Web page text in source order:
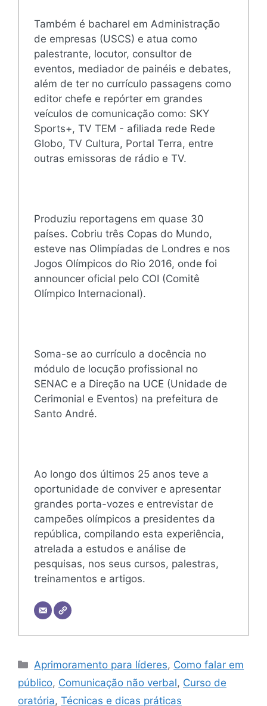
Também é bacharel em Administração
de empresas (USCS) e atua como
palestrante, locutor, consultor de
eventos, mediador de painéis e debates,
além de ter no currículo passagens como
editor chefe e repórter em grandes
veículos de comunicação como: SKY
Sports+, TV TEM - afiliada rede Rede
Globo, TV Cultura, Portal Terra, entre
outras emissoras de rádio e TV.
Produziu reportagens em quase 30
países. Cobriu três Copas do Mundo,
esteve nas Olimpíadas de Londres e nos
Jogos Olímpicos do Rio 2016, onde foi
announcer oficial pelo COI (Comitê
Olímpico Internacional).
Soma-se ao currículo a docência no
módulo de locução profissional no
SENAC e a Direção na UCE (Unidade de
Cerimonial e Eventos) na prefeitura de
Santo André.
Ao longo dos últimos 25 anos teve a
oportunidade de conviver e apresentar
grandes porta-vozes e entrevistar de
campeões olímpicos a presidentes da
república, compilando esta experiência,
atrelada a estudos e análise de
pesquisas, nos seus cursos, palestras,
treinamentos e artigos.
Categorias
Aprimoramento para líderes, Como falar em
público, Comunicação não verbal, Curso de
oratória, Técnicas e dicas práticas